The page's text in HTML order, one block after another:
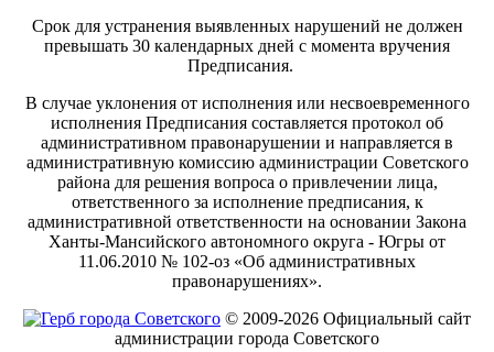
Срок для устранения выявленных нарушений не должен
превышать 30 календарных дней с момента вручения
Предписания.
В случае уклонения от исполнения или несвоевременного
исполнения Предписания составляется протокол об
административном правонарушении и направляется в
административную комиссию администрации Советского
района для решения вопроса о привлечении лица,
ответственного за исполнение предписания, к
административной ответственности на основании Закона
Ханты-Мансийского автономного округа - Югры от
11.06.2010 № 102-оз «Об административных
правонарушениях».
© 2009-2026 Официальный сайт
администрации города Советского